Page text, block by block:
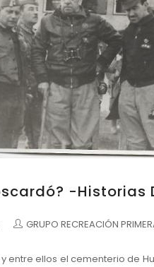
-Historias
GRUPO RECREACIÓN
entre ellos el cementerio de